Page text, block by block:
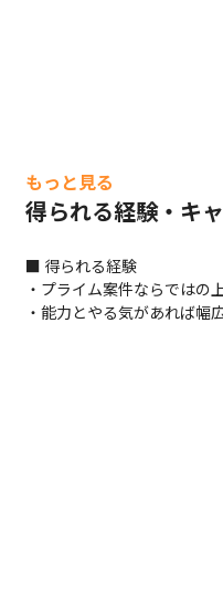
もっと見る
得られる経験・キ
■ 得られる経験
・プライム案件ならではの
・能力とやる気があれば幅